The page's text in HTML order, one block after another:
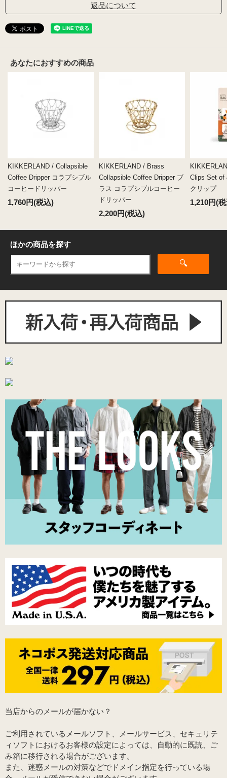
返品について
あなたにおすすめの商品
KIKKERLAND / Collapsible
Coffee Dripper コラプシブル
コーヒードリッパー
1,760円(税込)
KIKKERLAND / Brass
Collapsible Coffee Dripper ブ
ラス コラプシブルコーヒー
ドリッパー
2,200円(税込)
Clips Set of
クリップ
1,210円(
ほかの商品を探す
🔍
当店からのメールが届かない？
ご利用されているメールソフト、メールサービス、セキュリテ
ィソフトにおけるお客様の設定によっては、自動的に既読、ご
み箱に移行される場合がございます。
また、迷惑メールの対策などでドメイン指定を行っている場